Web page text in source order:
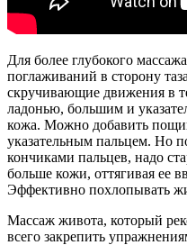
Для более глубокого
поглаживаний в сторону
скручивающие движения в
ладонью, большим и
кожа. Можно добавить
указательным пальцем. Но
кончиками пальцев, надо
больше кожи, оттягивая ее
Эффективно похлопывать
Массаж живота, который
всего закрепить